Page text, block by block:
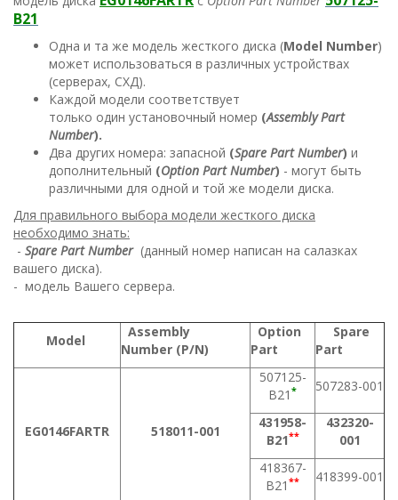
B21
Одна и та же модель жесткого диска (Model Number)
может использоваться в различных устройствах
(серверах, СХД).
Каждой модели соответствует
только один установочный номер (Assembly Part
Number).
Два других номера: запасной (Spare Part Number) и
дополнительный (Option Part Number) - могут быть
различными для одной и той же модели диска.
Для правильного выбора модели жесткого диска
необходимо знать:
- Spare Part Number (данный номер написан на салазках
вашего диска).
- модель Вашего сервера.
Model
Assembly
Number (P/N)
Option
Part
Spare
Part
EG0146FARTR 518011-001
507125-
B21 * 507283-001
431958-
B21**
432320-
001
418367-
B21 ** 418399-001